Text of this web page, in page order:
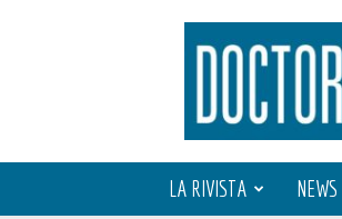
Doctor
OS
LA RIVISTA NEWS